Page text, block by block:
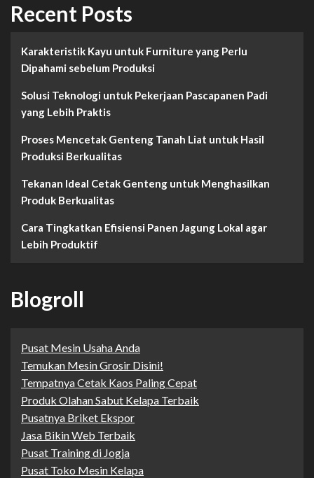
Recent Posts
Karakteristik Kayu untuk Furniture yang Perlu
Dipahami sebelum Produksi
Solusi Teknologi untuk Pekerjaan Pascapanen Padi
yang Lebih Praktis
Proses Mencetak Genteng Tanah Liat untuk Hasil
Produksi Berkualitas
Tekanan Ideal Cetak Genteng untuk Menghasilkan
Produk Berkualitas
Cara Tingkatkan Efisiensi Panen Jagung Lokal agar
Lebih Produktif
Blogroll
Pusat Mesin Usaha Anda
Temukan Mesin Grosir Disini!
Tempatnya Cetak Kaos Paling Cepat
Produk Olahan Sabut Kelapa Terbaik
Pusatnya Briket Ekspor
Jasa Bikin Web Terbaik
Pusat Training di Jogja
Pusat Toko Mesin Kelapa